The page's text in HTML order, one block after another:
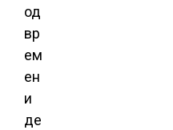
од
вр
ем
ен
и
де